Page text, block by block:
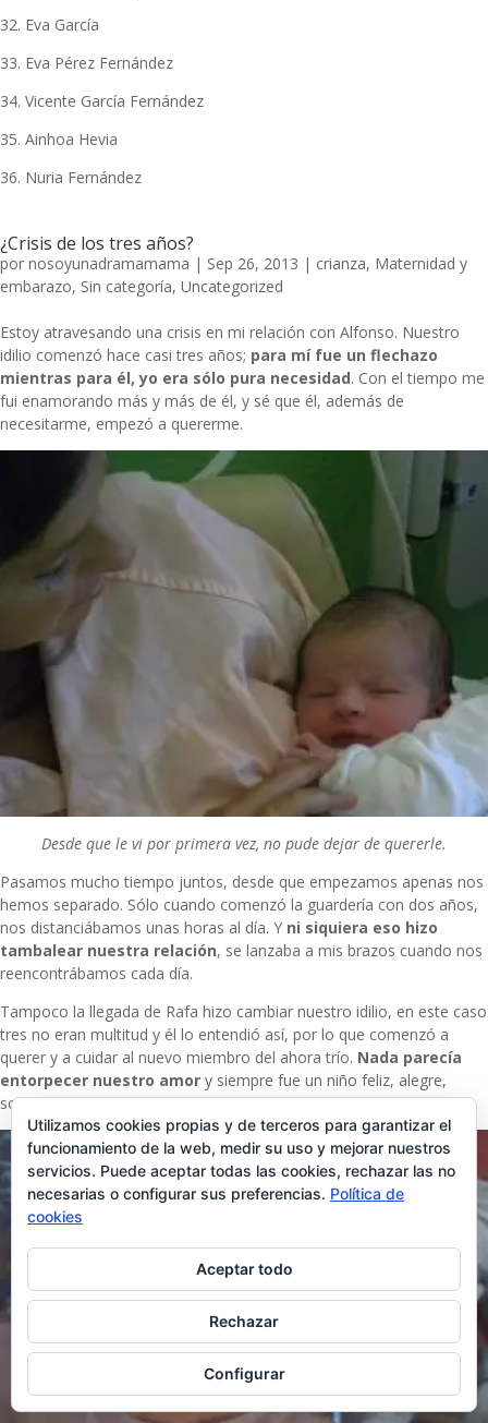
32. Eva García
33. Eva Pérez Fernández
34. Vicente García Fernández
35. Ainhoa Hevia
36. Nuria Fernández
¿Crisis de los tres años?
por nosoyunadramamama | Sep 26, 2013 | crianza, Maternidad y
embarazo, Sin categoría, Uncategorized
Estoy atravesando una crisis en mi relación con Alfonso. Nuestro
idilio comenzó hace casi tres años; para mí fue un flechazo
mientras para él, yo era sólo pura necesidad. Con el tiempo me
fui enamorando más y más de él, y sé que él, además de
necesitarme, empezó a quererme.
Desde que le vi por primera vez, no pude dejar de quererle.
Pasamos mucho tiempo juntos, desde que empezamos apenas nos
hemos separado. Sólo cuando comenzó la guardería con dos años,
nos distanciábamos unas horas al día. Y ni siquiera eso hizo
tambalear nuestra relación, se lanzaba a mis brazos cuando nos
reencontrábamos cada día.
Tampoco la llegada de Rafa hizo cambiar nuestro idilio, en este caso
tres no eran multitud y él lo entendió así, por lo que comenzó a
querer y a cuidar al nuevo miembro del ahora trío. Nada parecía
entorpecer nuestro amor y siempre fue un niño feliz, alegre,
sociable, divertido…
Utilizamos cookies propias y de terceros para garantizar el
funcionamiento de la web, medir su uso y mejorar nuestros
servicios. Puede aceptar todas las cookies, rechazar las no
necesarias o configurar sus preferencias. Política de
cookies
Aceptar todo
Rechazar
Configurar